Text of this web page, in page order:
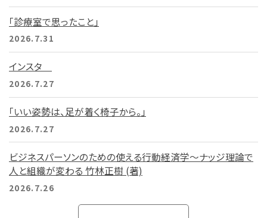
「診療室で思ったこと」
2026.7.31
インスタ
2026.7.27
「いい姿勢は、足が着く椅子から。」
2026.7.27
ビジネスパーソンのための使える行動経済学～ナッジ理論で
人と組織が変わる 竹林正樹 (著)
2026.7.26